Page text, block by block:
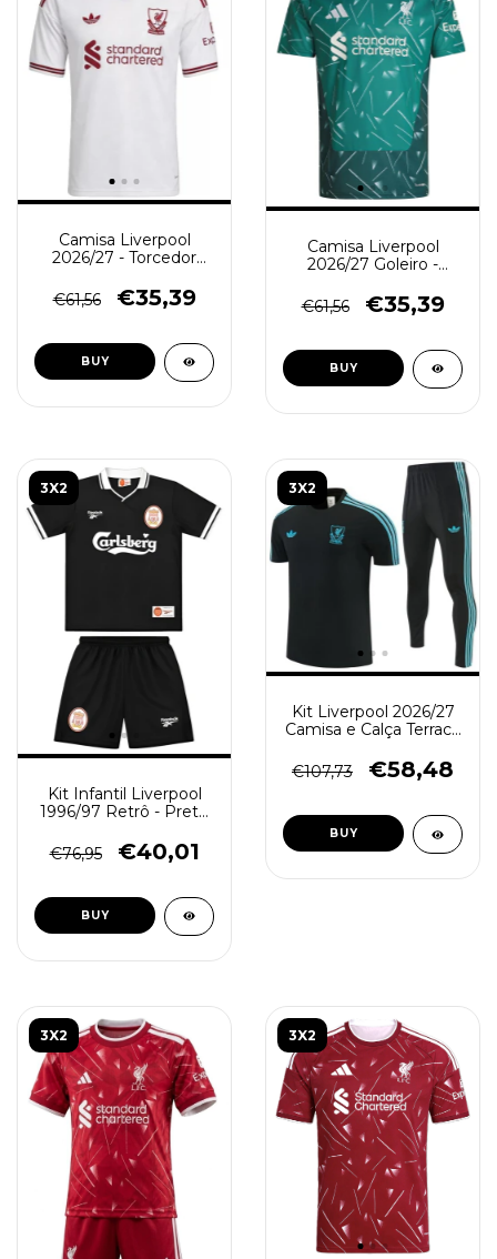
Camisa Liverpool
2026/27 - Torcedor
Vermelha
€61,56 €35,39
BUY
Camisa Liverpool
2026/27 Goleiro -
Verde
€61,56 €35,39
BUY
3X2
Kit Infantil Liverpool
1996/97 Retrô - Preto
€76,95
€40,01
BUY
3X2
Kit Liverpool 2026/27
Camisa e Calça Terrace
Masculino - Preto Azul
€107,73 €58,48
BUY
3X2 3X2